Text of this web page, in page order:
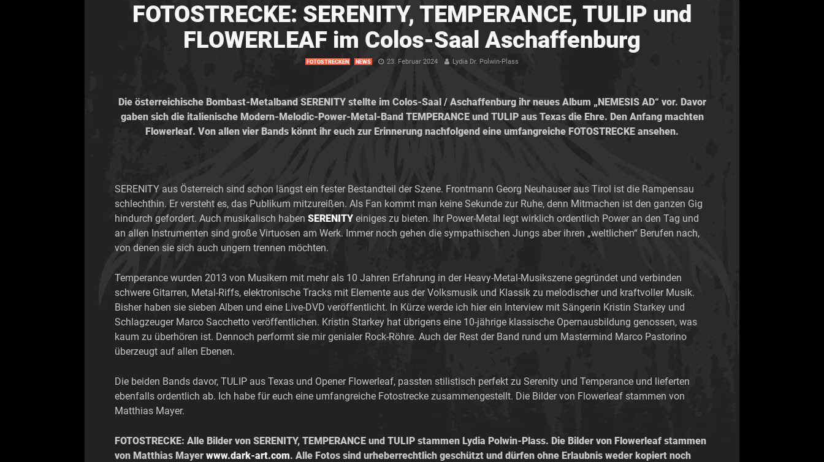
FOTOSTRECKE: SERENITY, TEMPERANCE, TULIP und
FLOWERLEAF im Colos-Saal Aschaffenburg
FOTOSTRECKEN NEWS 23. Februar 2024 Lydia Dr. Polwin-Plass
Die österreichische Bombast-Metalband SERENITY stellte im Colos-Saal / Aschaffenburg ihr neues Album „NEMESIS AD“ vor. Davor
gaben sich die italienische Modern-Melodic-Power-Metal-Band TEMPERANCE und TULIP aus Texas die Ehre. Den Anfang machten
Flowerleaf. Von allen vier Bands könnt ihr euch zur Erinnerung nachfolgend eine umfangreiche FOTOSTRECKE ansehen.
SERENITY aus Österreich sind schon längst ein fester Bestandteil der Szene. Frontmann Georg Neuhauser aus Tirol ist die Rampensau
schlechthin. Er versteht es, das Publikum mitzureißen. Als Fan kommt man keine Sekunde zur Ruhe, denn Mitmachen ist den ganzen Gig
hindurch gefordert. Auch musikalisch haben SERENITY einiges zu bieten. Ihr Power-Metal legt wirklich ordentlich Power an den Tag und
an allen Instrumenten sind große Virtuosen am Werk. Immer noch gehen die sympathischen Jungs aber ihren „weltlichen“ Berufen nach,
von denen sie sich auch ungern trennen möchten.
Temperance wurden 2013 von Musikern mit mehr als 10 Jahren Erfahrung in der Heavy-Metal-Musikszene gegründet und verbinden
schwere Gitarren, Metal-Riffs, elektronische Tracks mit Elemente aus der Volksmusik und Klassik zu melodischer und kraftvoller Musik.
Bisher haben sie sieben Alben und eine Live-DVD veröffentlicht. In Kürze werde ich hier ein Interview mit Sängerin Kristin Starkey und
Schlagzeuger Marco Sacchetto veröffentlichen. Kristin Starkey hat übrigens eine 10-jährige klassische Opernausbildung genossen, was
kaum zu überhören ist. Dennoch performt sie mir genialer Rock-Röhre. Auch der Rest der Band rund um Mastermind Marco Pastorino
überzeugt auf allen Ebenen.
Die beiden Bands davor, TULIP aus Texas und Opener Flowerleaf, passten stilistisch perfekt zu Serenity und Temperance und lieferten
ebenfalls ordentlich ab. Ich habe für euch eine umfangreiche Fotostrecke zusammengestellt. Die Bilder von Flowerleaf stammen von
Matthias Mayer.
FOTOSTRECKE: Alle Bilder von SERENITY, TEMPERANCE und TULIP stammen Lydia Polwin-Plass. Die Bilder von Flowerleaf stammen
von Matthias Mayer www.dark-art.com. Alle Fotos sind urheberrechtlich geschützt und dürfen ohne Erlaubnis weder kopiert noch